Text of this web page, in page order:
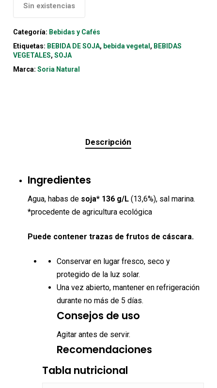
Sin existencias
Categoría: Bebidas y Cafés
Etiquetas: BEBIDA DE SOJA, bebida vegetal , BEBIDAS
VEGETALES, SOJA
Marca: Soria Natural
Descripción
Ingredientes
Agua, habas de soja* 136 g/L(13,6%), sal marina.
*procedente de agricultura ecológica
Puede contener trazas de frutos de cáscara.
Conservar en lugar fresco, seco y
protegido de la luz solar.
Una vez abierto, mantener en refrigeración
durante no más de 5 días.
Consejos de uso
Agitar antes de servir.
Recomendaciones
Tabla nutricional